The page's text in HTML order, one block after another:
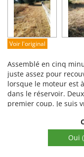
Facilité d'utilisation
Qualité / Prix
Facilité de montage
Voir l'original
Assemblé en cinq
juste assez pour
lorsque le moteur est
dans le réservoir.
premier coup. Je suis
poignées du guidon,
qui ne coince pas
débroussailleuse de
Oui